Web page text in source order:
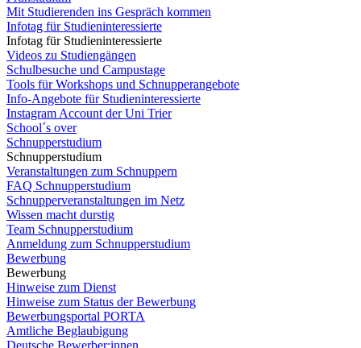
Mit Studierenden ins Gespräch kommen
Infotag für Studieninteressierte
Infotag für Studieninteressierte
Videos zu Studiengängen
Schulbesuche und Campustage
Tools für Workshops und Schnupperangebote
Info-Angebote für Studieninteressierte
Instagram Account der Uni Trier
School´s over
Schnupperstudium
Schnupperstudium
Veranstaltungen zum Schnuppern
FAQ Schnupperstudium
Schnupperveranstaltungen im Netz
Wissen macht durstig
Team Schnupperstudium
Anmeldung zum Schnupperstudium
Bewerbung
Bewerbung
Hinweise zum Dienst
Hinweise zum Status der Bewerbung
Bewerbungsportal PORTA
Amtliche Beglaubigung
Deutsche Bewerber:innen